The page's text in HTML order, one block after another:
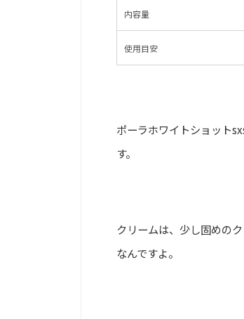
内容量
使用目安
ポーラホワイトショット
す。
クリームは、少し固めの
なんですよ。